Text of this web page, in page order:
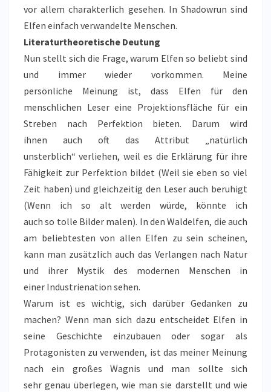
vor allem charakterlich gesehen. In Shadowrun sind
Elfen einfach verwandelte Menschen.
Literaturtheoretische Deutung
Nun stellt sich die Frage, warum Elfen so beliebt sind
und immer wieder vorkommen. Meine
persönliche Meinung ist, dass Elfen für den
menschlichen Leser eine Projektionsfläche für ein
Streben nach Perfektion bieten. Darum wird
ihnen auch oft das Attribut „natürlich
unsterblich“ verliehen, weil es die Erklärung für ihre
Fähigkeit zur Perfektion bildet (Weil sie eben so viel
Zeit haben) und gleichzeitig den Leser auch beruhigt
(Wenn ich so alt werden würde, könnte ich
auch so tolle Bilder malen). In den Waldelfen, die auch
am beliebtesten von allen Elfen zu sein scheinen,
kann man zusätzlich auch das Verlangen nach Natur
und ihrer Mystik des modernen Menschen in
einer Industrienation sehen.
Warum ist es wichtig, sich darüber Gedanken zu
machen? Wenn man sich dazu entscheidet Elfen in
seine Geschichte einzubauen oder sogar als
Protagonisten zu verwenden, ist das meiner Meinung
nach ein großes Wagnis und man sollte sich
sehr genau überlegen, wie man sie darstellt und wie